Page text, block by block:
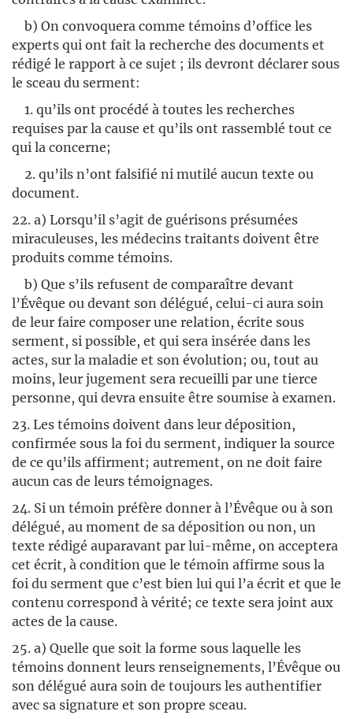
b) On convoquera comme témoins d’office les
experts qui ont fait la recherche des documents et
rédigé le rapport à ce sujet ; ils devront déclarer sous
le sceau du serment:
1. qu’ils ont procédé à toutes les recherches
requises par la cause et qu’ils ont rassemblé tout ce
qui la concerne;
2. qu’ils n’ont falsifié ni mutilé aucun texte ou
document.
22. a) Lorsqu’il s’agit de guérisons présumées
miraculeuses, les médecins traitants doivent être
produits comme témoins.
b) Que s’ils refusent de comparaître devant
l’Évêque ou devant son délégué, celui-ci aura soin
de leur faire composer une relation, écrite sous
serment, si possible, et qui sera insérée dans les
actes, sur la maladie et son évolution; ou, tout au
moins, leur jugement sera recueilli par une tierce
personne, qui devra ensuite être soumise à examen.
23. Les témoins doivent dans leur déposition,
confirmée sous la foi du serment, indiquer la source
de ce qu’ils affirment; autrement, on ne doit faire
aucun cas de leurs témoignages.
24. Si un témoin préfère donner à l’Évêque ou à son
délégué, au moment de sa déposition ou non, un
texte rédigé auparavant par lui-même, on acceptera
cet écrit, à condition que le témoin affirme sous la
foi du serment que c’est bien lui qui l’a écrit et que le
contenu correspond à vérité; ce texte sera joint aux
actes de la cause.
25. a) Quelle que soit la forme sous laquelle les
témoins donnent leurs renseignements, l’Évêque ou
son délégué aura soin de toujours les authentifier
avec sa signature et son propre sceau.